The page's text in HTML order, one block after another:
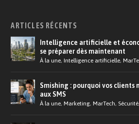
ARTICLES RÉCENTS
Intelligence artificielle et
se préparer dès maintenant
À la une,Intelligence artificielle,
Smishing : pourquoi vos clients
aux SMS
À la une,Marketing,MarTech, Sécurité,